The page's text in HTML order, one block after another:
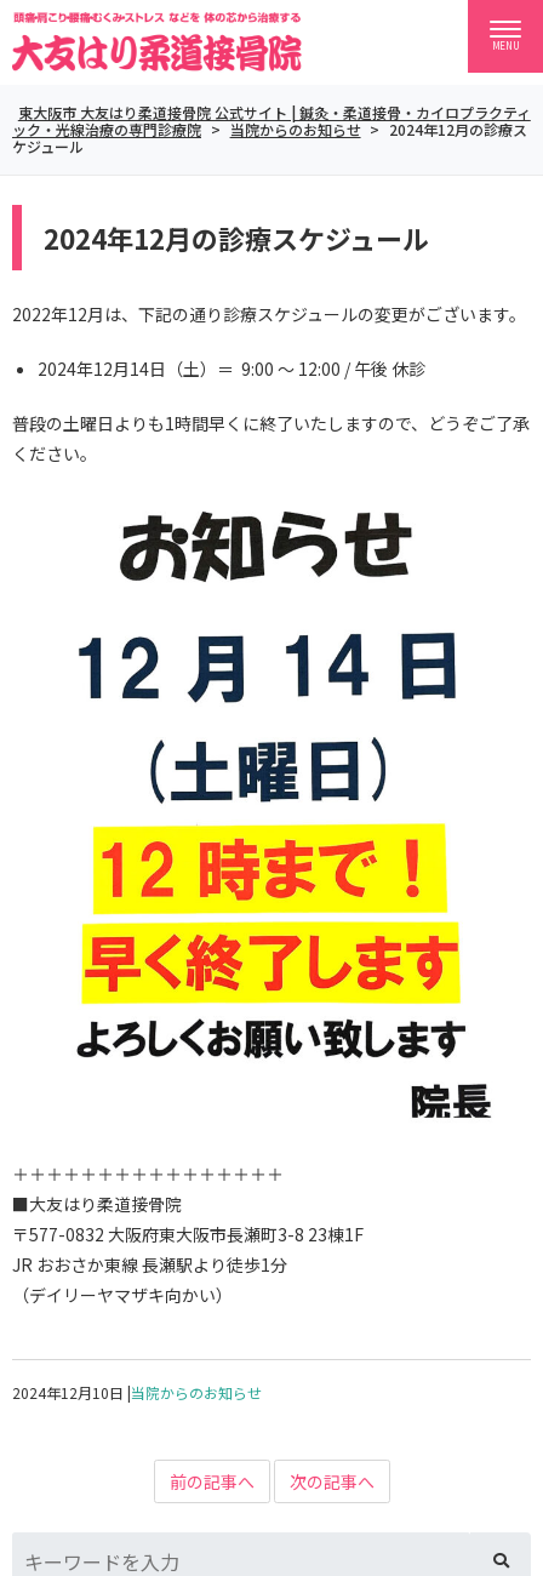
MENU
東大阪市 大友はり柔道接骨院 公式サイト | 鍼灸・柔道接骨・カイロプラクティ
ック・光線治療の専門診療院 > 当院からのお知らせ > 2024年12月の診療ス
ケジュール
2024年12月の診療スケジュール
2022年12月は、下記の通り診療スケジュールの変更がございます。
2024年12月14日（土）＝ 9:00 〜 12:00 / 午後 休診
普段の土曜日よりも1時間早くに終了いたしますので、どうぞご了承
ください。
＋＋＋＋＋＋＋＋＋＋＋＋＋＋＋＋
■大友はり柔道接骨院
〒577-0832 大阪府東大阪市長瀬町3-8 23棟1F
JR おおさか東線 長瀬駅より徒歩1分
（デイリーヤマザキ向かい）
2024年12月10日 |当院からのお知らせ
前の記事へ 次の記事へ